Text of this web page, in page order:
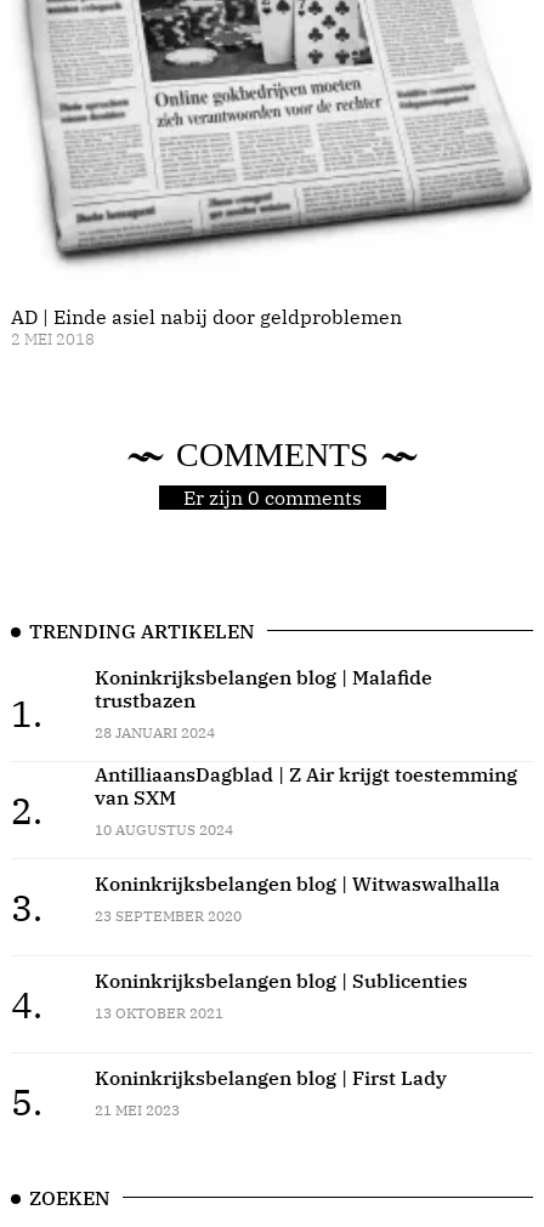
AD | Einde asiel nabij door geldproblemen
2 MEI 2018
COMMENTS
Er zijn 0 comments
TRENDING ARTIKELEN
1.
Koninkrijksbelangen blog | Malafide
trustbazen
28 JANUARI 2024
2.
AntilliaansDagblad | Z Air krijgt toestemming
van SXM
10 AUGUSTUS 2024
3.
Koninkrijksbelangen blog | Witwaswalhalla
23 SEPTEMBER 2020
4.
Koninkrijksbelangen blog | Sublicenties
13 OKTOBER 2021
5.
Koninkrijksbelangen blog | First Lady
21 MEI 2023
ZOEKEN